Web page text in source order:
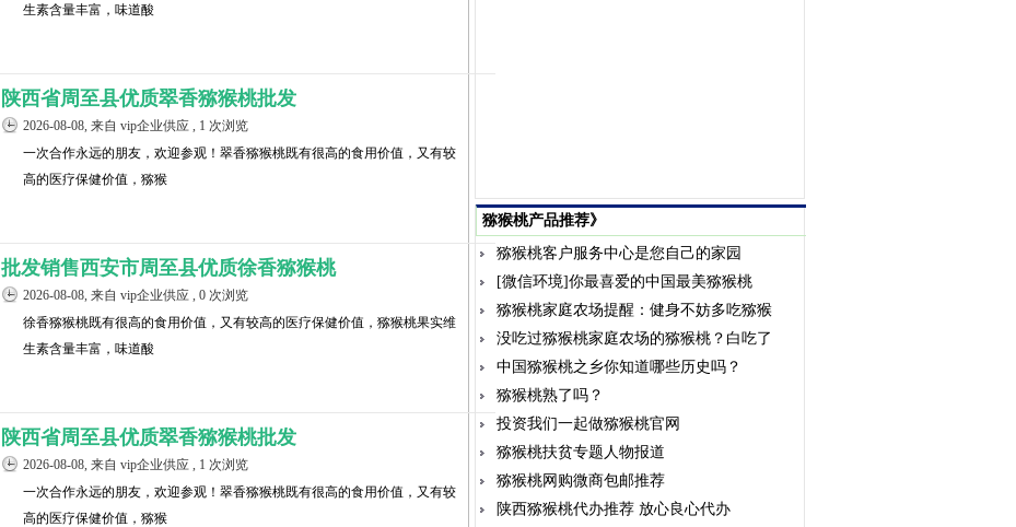
生素含量丰富，味道酸
陕西省周至县优质翠香猕猴桃批发
2026-08-08, 来自 vip企业供应 , 1 次浏览
一次合作永远的朋友，欢迎参观！翠香猕猴桃既有很高的食用价值，又有较
高的医疗保健价值，猕猴
批发销售西安市周至县优质徐香猕猴桃
2026-08-08, 来自 vip企业供应 , 0 次浏览
徐香猕猴桃既有很高的食用价值，又有较高的医疗保健价值，猕猴桃果实维
生素含量丰富，味道酸
陕西省周至县优质翠香猕猴桃批发
2026-08-08, 来自 vip企业供应 , 1 次浏览
一次合作永远的朋友，欢迎参观！翠香猕猴桃既有很高的食用价值，又有较
高的医疗保健价值，猕猴
猕猴桃产品推荐》
猕猴桃客户服务中心是您自己的家园
[微信环境]你最喜爱的中国最美猕猴桃
猕猴桃家庭农场提醒：健身不妨多吃猕猴
没吃过猕猴桃家庭农场的猕猴桃？白吃了
中国猕猴桃之乡你知道哪些历史吗？
猕猴桃熟了吗？
投资我们一起做猕猴桃官网
猕猴桃扶贫专题人物报道
猕猴桃网购微商包邮推荐
陕西猕猴桃代办推荐 放心良心代办